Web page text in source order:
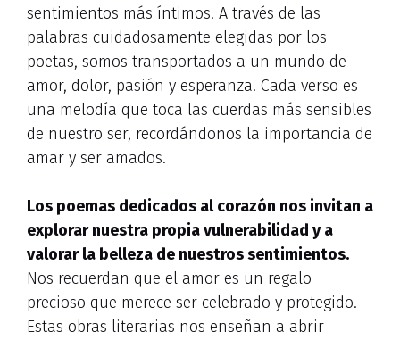
sentimientos más íntimos. A través de las
palabras cuidadosamente elegidas por los
poetas, somos transportados a un mundo de
amor, dolor, pasión y esperanza. Cada verso es
una melodía que toca las cuerdas más sensibles
de nuestro ser, recordándonos la importancia de
amar y ser amados.
Los poemas dedicados al corazón nos invitan a
explorar nuestra propia vulnerabilidad y a
valorar la belleza de nuestros sentimientos.
Nos recuerdan que el amor es un regalo
precioso que merece ser celebrado y protegido.
Estas obras literarias nos enseñan a abrir